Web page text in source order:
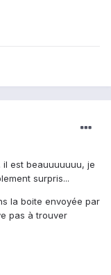
il est beauuuuuuu, je
surpris...
la boite envoyée par
pas à trouver